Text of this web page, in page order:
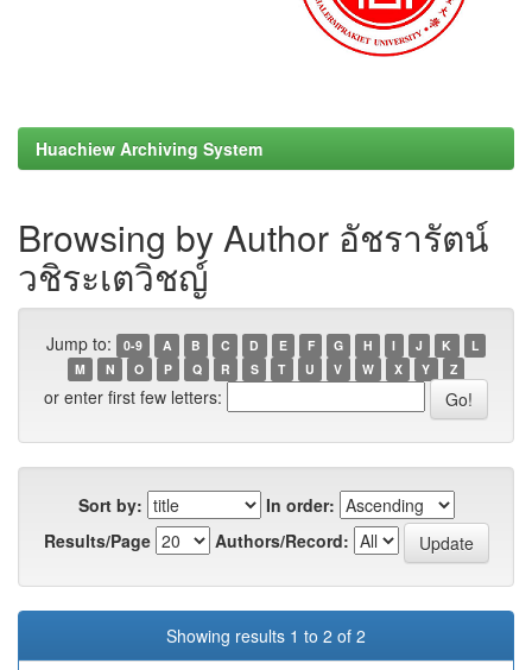
Huachiew Archiving System
Browsing by Author อัชรารัตน์
วชิระเตวิชญ์
Jump to: 0-9 A B C D E F G H I J K
L
M
N O P Q R S T U V W X Y Z
or enter first few letters:
Sort by:
In order:
Results/Page
Authors/Record:
Showing results 1 to 2 of 2